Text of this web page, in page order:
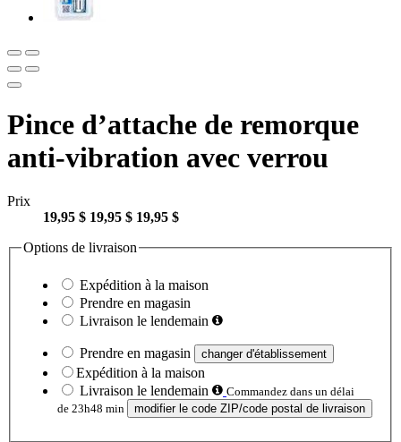
Pince d’attache de remorque
anti-vibration avec verrou
Prix
19,95 $ 19,95 $ 19,95 $
Options de livraison
Expédition à la maison
Prendre en magasin
Livraison le lendemain
Prendre en magasin changer d'établissement
Expédition à la maison
Livraison le lendemain
Commandez dans un délai
de 23h48 min
modifier le code ZIP/code postal de livraison